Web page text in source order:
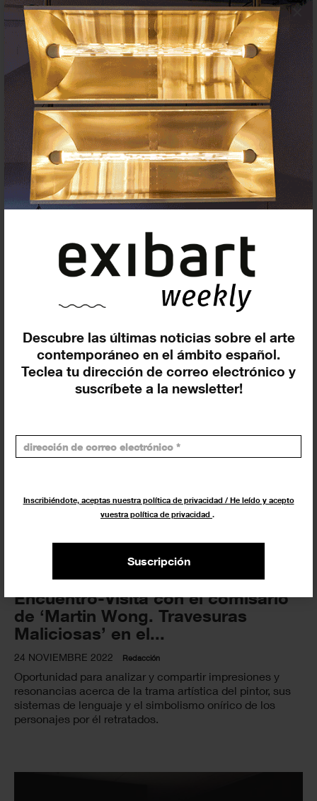
Descubre las últimas noticias sobre el arte
contemporáneo en el ámbito español.
Teclea tu dirección de correo electrónico y
suscríbete a la newsletter!
Inscribiéndote, aceptas nuestra política de privacidad / He leído y acepto
vuestra política de privacidad .
Suscripción
×
El Museo Nacional Thyssen-
Bornemisza (Madrid) ofrece visitas
guiadas digitales
11 ENERO 2023 Redacción
desarrollado un recorrido guiado que se suma al
catálogo digital de visitas virtuales y visitas guiadas en
Encuentro-Visita con el comisario
de ‘Martin Wong. Travesuras
Maliciosas’ en el...
24 NOVIEMBRE 2022 Redacción
Oportunidad para analizar y compartir impresiones y
resonancias acerca de la trama artística del pintor, sus
sistemas de lenguaje y el simbolismo onírico de los
personajes por él retratados.